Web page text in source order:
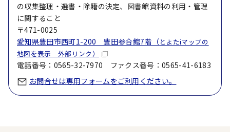
の収集整理・選書・除籍の決定、図書館資料の利用・管理
に関すること
〒471-0025
愛知県豊田市西町1-200 豊田参合館7階（とよたiマップの
地図を表示 外部リンク）
電話番号：0565-32-7970 ファクス番号：0565-41-6183
お問合せは専用フォームをご利用ください。